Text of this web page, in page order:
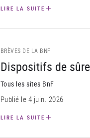
LIRE LA SUITE
BRÈVES DE LA BNF
Dispositifs de
Tous les sites BnF
Publié le 4 juin. 2026
LIRE LA SUITE